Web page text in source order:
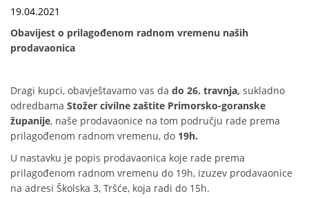
19.04.2021
Obavijest o prilagođenom radnom vremenu naših
prodavaonica
Dragi kupci, obavještavamo vas da do 26. travnja, sukladno
odredbama Stožer civilne zaštite Primorsko-goranske
županije, naše prodavaonice na tom području rade prema
prilagođenom radnom vremenu, do 19h.
U nastavku je popis prodavaonica koje rade prema
prilagođenom radnom vremenu do 19h, izuzev prodavaonice
na adresi Školska 3, Tršće, koja radi do 15h.